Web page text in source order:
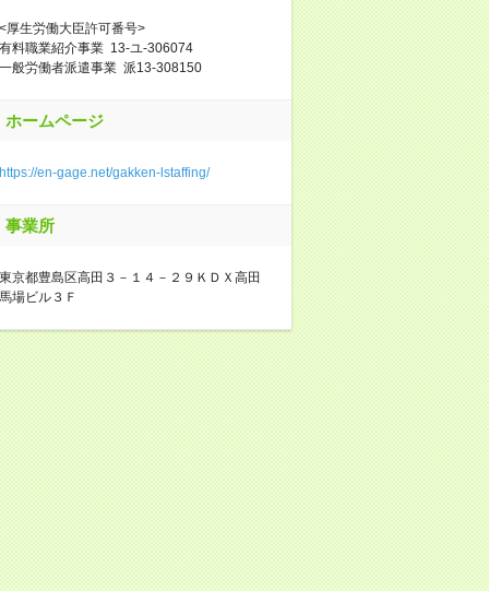
厚生労働大臣許可番号>
料職業紹介事業 13-ユ-306074
般労働者派遣事業 派13-308150
ホームページ
en-gage.net/gakken-lstaffing/
事業所
京都豊島区高田３－１４－２９ＫＤＸ高田
場ビル３Ｆ